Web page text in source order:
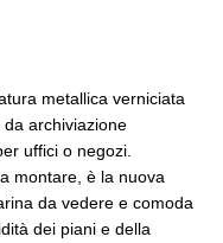
metallica verniciata
archiviazione
uffici o negozi.
montare, è la nuova
da vedere e comoda
dei piani e della